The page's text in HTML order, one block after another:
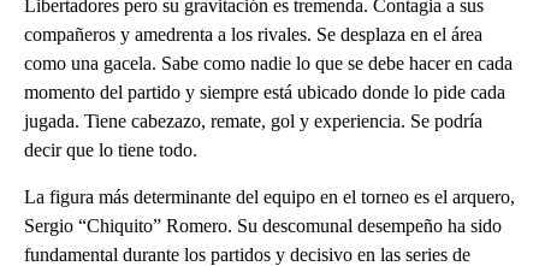
Libertadores pero su gravitación es tremenda. Contagia a sus
compañeros y amedrenta a los rivales. Se desplaza en el área
como una gacela. Sabe como nadie lo que se debe hacer en cada
momento del partido y siempre está ubicado donde lo pide cada
jugada. Tiene cabezazo, remate, gol y experiencia. Se podría
decir que lo tiene todo.
La figura más determinante del equipo en el torneo es el arquero,
Sergio “Chiquito” Romero. Su descomunal desempeño ha sido
fundamental durante los partidos y decisivo en las series de